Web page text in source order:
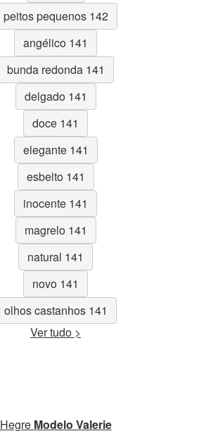
peitos pequenos 142
angélico 141
bunda redonda 141
delgado 141
doce 141
elegante 141
esbelto 141
inocente 141
magrelo 141
natural 141
novo 141
olhos castanhos 141
Ver tudo >
Hegre Modelo Valerie